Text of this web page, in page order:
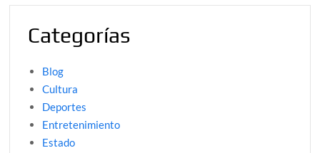
Categorías
Blog
Cultura
Deportes
Entretenimiento
Estado